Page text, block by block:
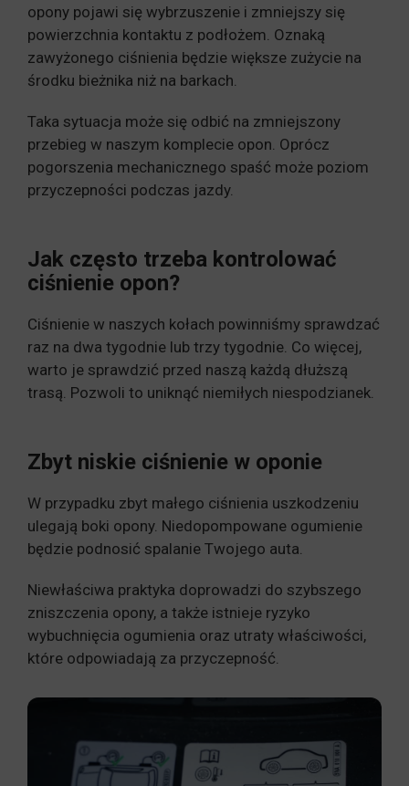
opony pojawi się wybrzuszenie i zmniejszy się
powierzchnia kontaktu z podłożem. Oznaką
zawyżonego ciśnienia będzie większe zużycie na
środku bieżnika niż na barkach.
Taka sytuacja może się odbić na zmniejszony
przebieg w naszym komplecie opon. Oprócz
pogorszenia mechanicznego spaść może poziom
przyczepności podczas jazdy.
Jak często trzeba kontrolować
ciśnienie opon?
Ciśnienie w naszych kołach powinniśmy sprawdzać
raz na dwa tygodnie lub trzy tygodnie. Co więcej,
warto je sprawdzić przed naszą każdą dłuższą
trasą. Pozwoli to uniknąć niemiłych niespodzianek.
Zbyt niskie ciśnienie w oponie
W przypadku zbyt małego ciśnienia uszkodzeniu
ulegają boki opony. Niedopompowane ogumienie
będzie podnosić spalanie Twojego auta.
Niewłaściwa praktyka doprowadzi do szybszego
zniszczenia opony, a także istnieje ryzyko
wybuchnięcia ogumienia oraz utraty właściwości,
które odpowiadają za przyczepność.